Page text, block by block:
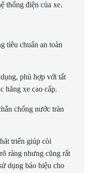
thống điện của xe.
tiêu chuẩn an toàn
phù hợp với tất
hãng xe cao cấp.
chống nước tràn
triển giúp còi
ràng nhưng cũng rất
dụng báo hiệu cho